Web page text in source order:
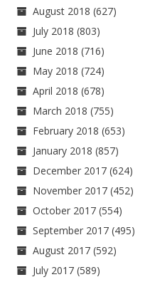
August 2018 (627)
July 2018 (803)
June 2018 (716)
May 2018 (724)
April 2018 (678)
March 2018 (755)
February 2018 (653)
January 2018 (857)
December 2017 (624)
November 2017 (452)
October 2017 (554)
September 2017 (495)
August 2017 (592)
July 2017 (589)